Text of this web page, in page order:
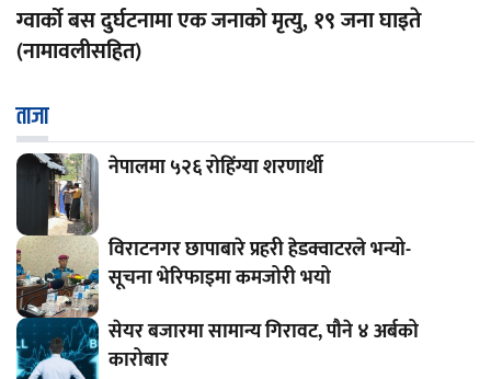
ग्वार्को बस दुर्घटनामा एक जनाको मृत्यु, १९ जना घाइते
(नामावलीसहित)
ताजा
नेपालमा ५२६ रोहिंग्या शरणार्थी
विराटनगर छापाबारे प्रहरी हेडक्वाटरले भन्यो-
सूचना भेरिफाइमा कमजोरी भयो
सेयर बजारमा सामान्य गिरावट, पौने ४ अर्बको
कारोबार